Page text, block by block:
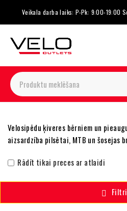
Veikala darba laiks: P-Pk: 9:00-19:00
Velosipēdu ķiveres bērniem un
aizsardzība pilsētai, MTB un šosejas
Rādīt tikai preces ar atlaidi
Filtri